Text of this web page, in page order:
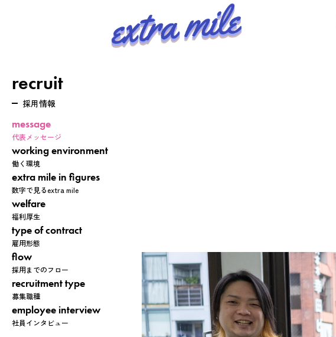
recruit
採用情報
message
代表メッセージ
working environment
働く環境
extra mile in figures
数字で見るextra mile
welfare
福利厚生
type of contract
雇用形態
flow
採用までのフロー
recruitment type
募集職種
employee interview
社員インタビュー